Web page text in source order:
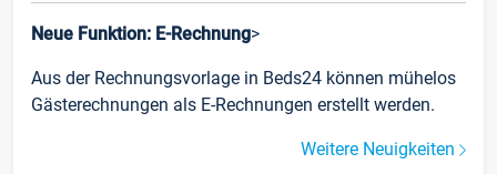
Neue Funktion: E-Rechnung>
Aus der Rechnungsvorlage in Beds24 können mühelos
Gästerechnungen als E-Rechnungen erstellt werden.
Weitere Neuigkeiten